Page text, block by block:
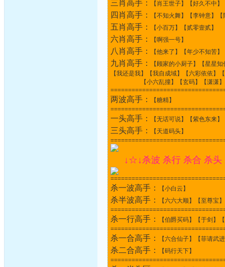
三肖高手： 【肖王世子】【好久不中
四肖高手： 【不知火舞】【李钟意】
五肖高手： 【小百万】【贰零壹贰】
六肖高手： 【啊强一号】
八肖高手： 【他来了】【年少不知苦】
九肖高手：
【顾家的小厨子】【星星
【我还是我】【我自成域】【六彩依依】
【小六乱撞】【玄码】【潇潇】
两波高手：
【糖精】
一头高手： 【无话可说】【紫色东来】
三头高手：
【天道码头】
↓☆↓杀波 杀行 杀合 杀
杀一波高手： 【小白云】
杀半波高手：
【六六大顺】【至尊宝
杀一行高手：
【伯爵买码】【于剑】
杀一合高手： 【六合仙子】【菲请武
杀二合高手：
【码行天下】